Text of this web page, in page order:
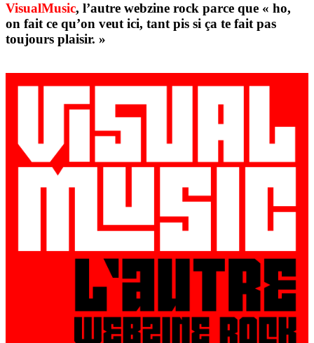
VisualMusic, l’autre webzine rock parce que « ho,
on fait ce qu’on veut ici, tant pis si ça te fait pas
toujours plaisir. »